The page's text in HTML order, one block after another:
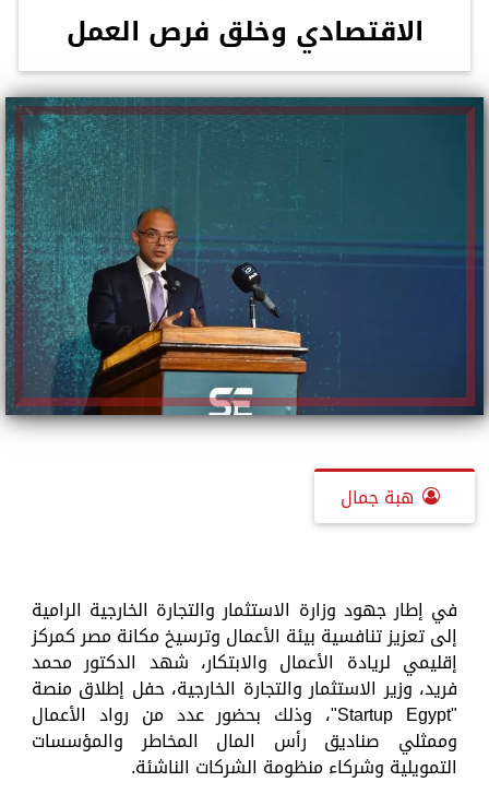
الاقتصادي وخلق فرص العمل
هبة جمال
في إطار جهود وزارة الاستثمار والتجارة الخارجية الرامية
إلى تعزيز تنافسية بيئة الأعمال وترسيخ مكانة مصر كمركز
إقليمي لريادة الأعمال والابتكار، شهد الدكتور محمد
فريد، وزير الاستثمار والتجارة الخارجية، حفل إطلاق منصة
"Startup Egypt"، وذلك بحضور عدد من رواد الأعمال
وممثلي صناديق رأس المال المخاطر والمؤسسات
التمويلية وشركاء منظومة الشركات الناشئة.